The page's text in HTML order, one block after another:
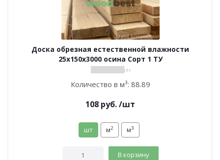
Доска обрезная естественной влажности
25х150х3000 осина Сорт 1 ТУ
( 0 )
Количество в м³: 88.89
108 руб./шт
шт м2 м3
В корзину